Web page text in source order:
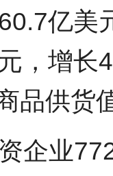
亿美
，增长
品供货
企业